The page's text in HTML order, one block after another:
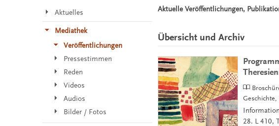
Aktuelle Veröffentlichungen,
Übersicht und Archiv
Geschichte,
28. L 410,
Aktuelles
Mediathek
Veröffentlichungen
Pressestimmen
Reden
Videos
Audios
Bilder / Fotos